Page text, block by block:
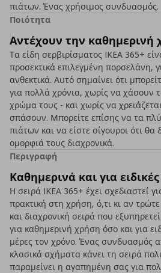
πιάτων. Ένας χρήσιμος συνδυασμός.
Ποιότητα
Αντέχουν την καθημερινή
Τα είδη σερβιρίσματος IKEA 365+
προσεκτικά επιλεγμένη πορσελάνη,
ανθεκτικά. Αυτό σημαίνει ότι
για πολλά χρόνια, χωρίς να χάσουν
χρώμα τους - και χωρίς να
σπάσουν. Μπορείτε επίσης να τα
πιάτων και να είστε σίγουροι ότι
ομορφιά τους διαχρονικά.
Περιγραφή
Καθημερινά και για
Η σειρά IKEA 365+ έχει σχεδιαστεί
πρακτική στη χρήση, ό,τι κι αν
και διαχρονική σειρά που
για καθημερινή χρήση όσο και για
μέρες τον χρόνο. Ένας συνδυασμός
κλασικά σχήματα κάνει τη σειρά
παραμείνει η αγαπημένη σας για